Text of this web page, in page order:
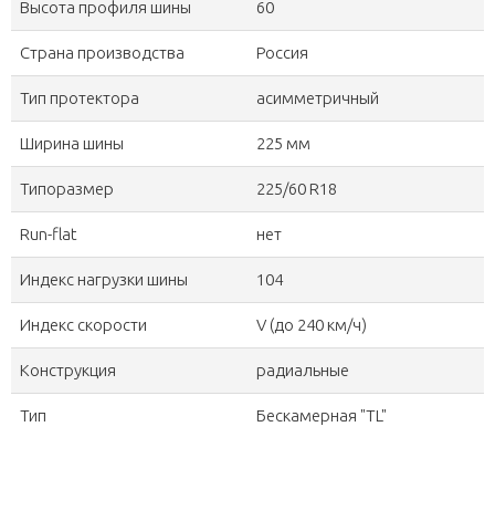
Высота профиля шины 60
Страна производства Россия
Тип протектора асимметричный
Ширина шины 225 мм
Типоразмер 225/60 R18
Run-flat нет
Индекс нагрузки шины 104
Индекс скорости V (до 240 км/ч)
Конструкция радиальные
Тип Бескамерная "TL"